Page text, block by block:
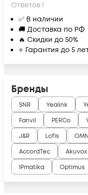
Ответов:1
✅ В наличии
🚚 Доставка по РФ
🔥 Скидки до 50%
⭐ Гарантия до 5
Бренды
SNR Yealink
Fanvil
PERCo
J&R
Lofis
AccordTec
Akuvox
IPmatika
Optimus